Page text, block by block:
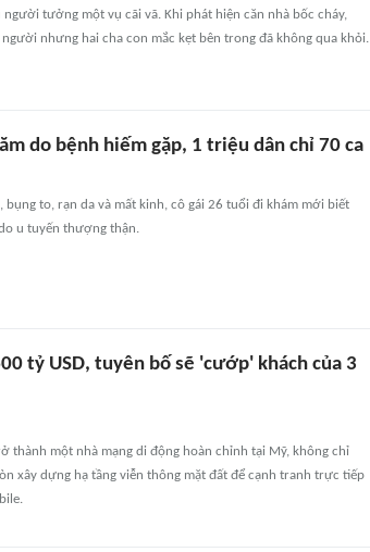
người tưởng một vụ cãi vã. Khi phát hiện căn nhà bốc cháy,
nhưng hai cha con mắc kẹt bên trong đã không qua khỏi.
do bệnh hiếm gặp, 1 triệu dân chỉ 70 ca
bụng to, rạn da và mất kinh, cô gái 26 tuổi đi khám mới biết
u tuyến thượng thận.
tỷ USD, tuyên bố sẽ 'cướp' khách của 3
thành một nhà mạng di động hoàn chỉnh tại Mỹ, không chỉ
xây dựng hạ tầng viễn thông mặt đất để cạnh tranh trực tiếp